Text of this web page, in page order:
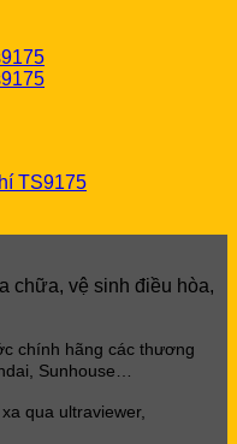
TS9175
chữa, vệ sinh điều hòa,
chính hãng các thương
Sunhouse…
qua ultraviewer,